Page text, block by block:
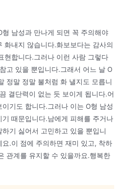
남성과 만나게 되면 꼭 주의해야
화내지 않습니다.화보보다는 감사의
현합니다.그러나 이런 사람 그렇다
고 있을 뿐입니다.그래서 어느 날 O
정말 정말 불처럼 화 낼지도 모릅니
결단력이 없는 듯 보이게 됩니다.어
기도 합니다.그러나 이는 O형 남성
때문입니다.남에게 피해를 주거나
기 싫어서 고민하고 있을 뿐입니
.이 점에 주의하면 재미 있고, 착하
관계를 유지할 수 있을까요.행복한